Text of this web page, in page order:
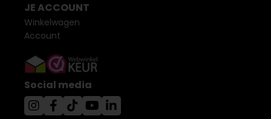
JE ACCOUNT
Winkelwagen
Account
Social media